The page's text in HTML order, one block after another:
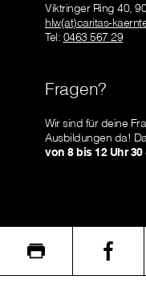
Viktringer Ring 40,
hlw(at)caritas-
Tel: 0463 567 29
Fragen?
Wir sind für deine
Ausbildungen da!
von 8 bis 12 Uhr 30